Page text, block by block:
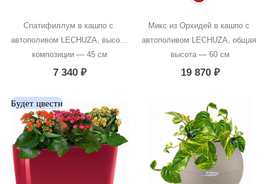
Спатифиллум в кашпо с
автополивом LECHUZA, высота
композиции — 45 см
7 340 ₽
Микс из Орхидей в кашпо с
автополивом LECHUZA, общая
высота — 60 см
19 870 ₽
Будет цвести